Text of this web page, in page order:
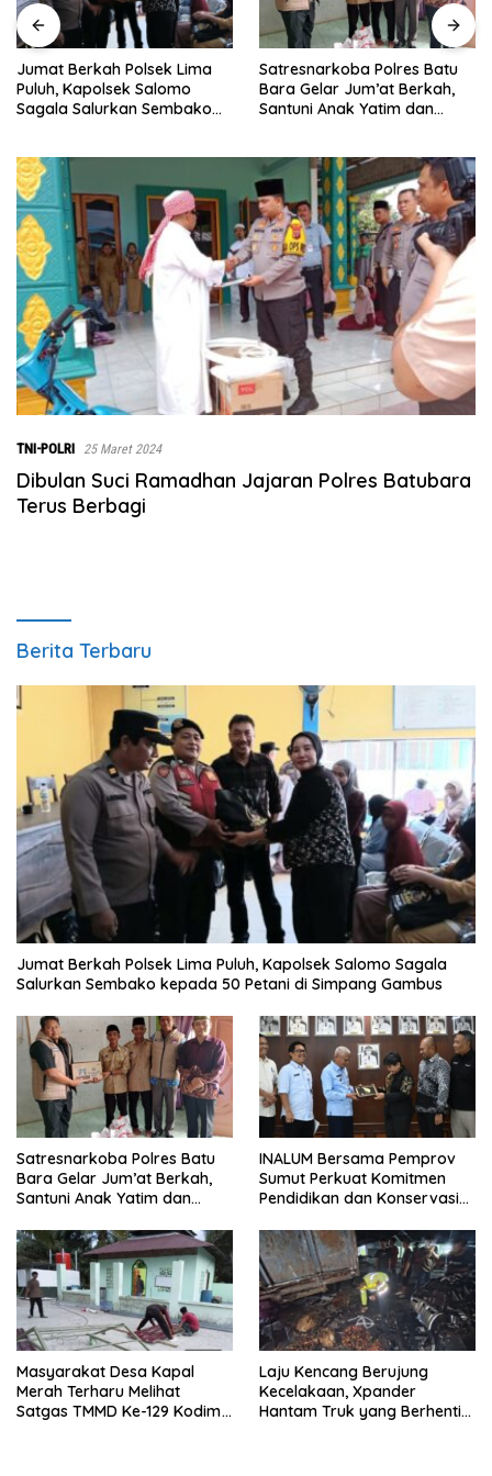
Satresnarkoba Polres Batu
Bara Gelar Jum’at Berkah,
Santuni Anak Yatim dan
INALUM Bersama Pemprov
Sumut Perkuat Komitmen
Pendidikan dan Konservasi
TNI-POLRI 25 Maret 2024
Dibulan Suci Ramadhan Jajaran Polres Batubara
Terus Berbagi
Berita Terbaru
Jumat Berkah Polsek Lima Puluh, Kapolsek Salomo Sagala
Salurkan Sembako kepada 50 Petani di Simpang Gambus
Satresnarkoba Polres Batu
Bara Gelar Jum’at Berkah,
Santuni Anak Yatim dan
INALUM Bersama Pemprov
Sumut Perkuat Komitmen
Pendidikan dan Konservasi
Masyarakat Desa Kapal
Merah Terharu Melihat
Satgas TMMD Ke-129 Kodim
Laju Kencang Berujung
Kecelakaan, Xpander
Hantam Truk yang Berhenti